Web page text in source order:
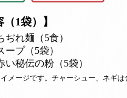
（1袋）】
ぢれ麺（5食）
ープ（5袋）
い秘伝の粉（5袋）
メージです。チャーシュー、ネギは